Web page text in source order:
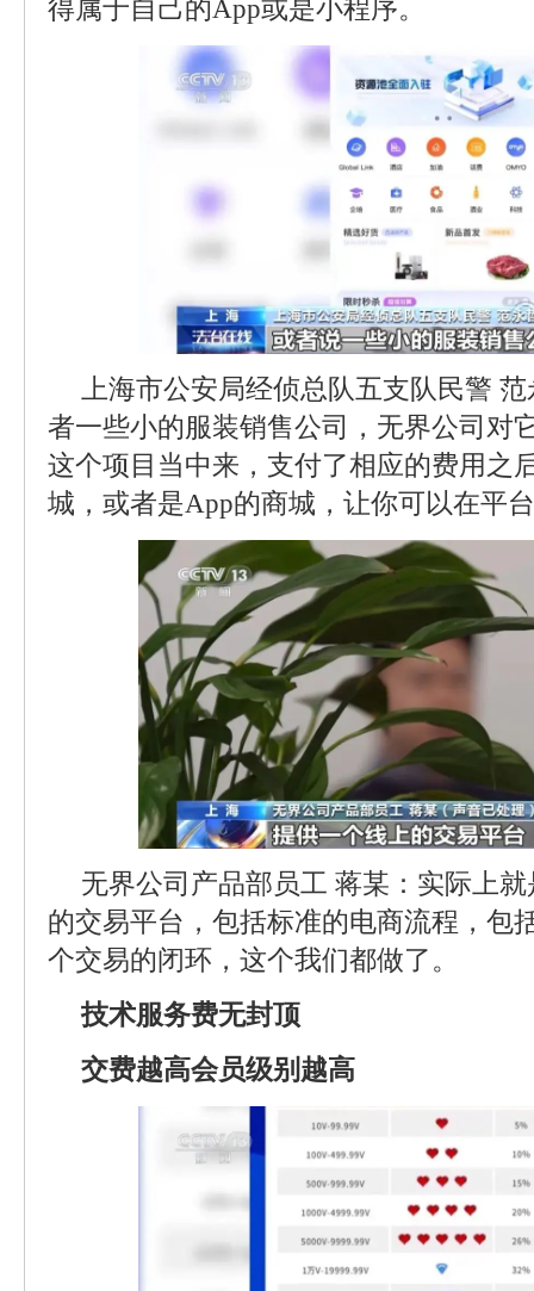
得属于自己的App或是小程序。
上海市公安局经侦总队五支队民警
者一些小的服装销售公司，无界公司对
这个项目当中来，支付了相应的费用之
城，或者是App的商城，让你可以在平
无界公司产品部员工 蒋某：实际上
的交易平台，包括标准的电商流程，包
个交易的闭环，这个我们都做了。
技术服务费无封顶
交费越高会员级别越高